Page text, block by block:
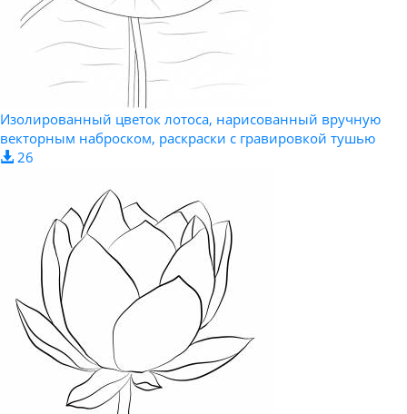
Изолированный цветок лотоса, нарисованный вручную
векторным наброском, раскраски с гравировкой тушью
26